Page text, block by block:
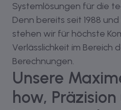
Systemlösungen für die
Denn bereits seit 1988
stehen wir für höchste
Verlässlichkeit im Bereich
Berechnungen.
Unsere
how, Präzision